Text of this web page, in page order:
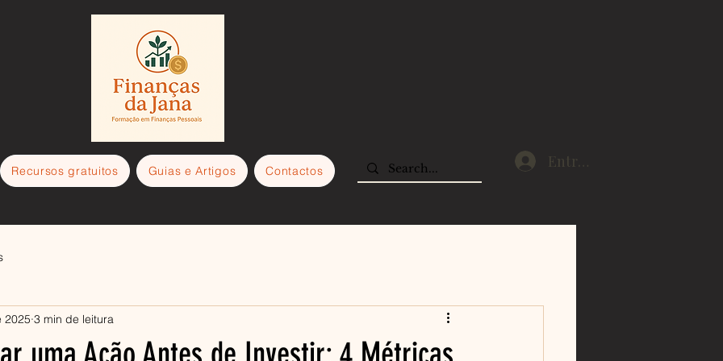
Recursos gratuitos Guias e Artigos Contactos
Entrar
2025 3 min de leitura